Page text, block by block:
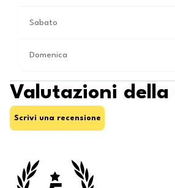
Sabato
Domenica
Valutazioni della
Scrivi una recensione